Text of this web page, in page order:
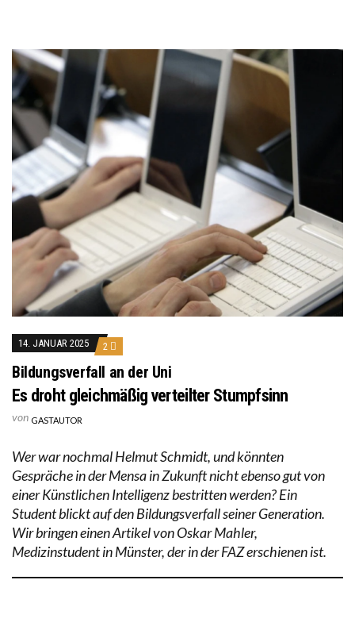
14. JANUAR 2025 2
Bildungsverfall an der Uni
Es droht gleichmäßig verteilter Stumpfsinn
von GASTAUTOR
Wer war nochmal Helmut Schmidt, und könnten
Gespräche in der Mensa in Zukunft nicht ebenso gut von
einer Künstlichen Intelligenz bestritten werden? Ein
Student blickt auf den Bildungsverfall seiner Generation.
Wir bringen einen Artikel von Oskar Mahler,
Medizinstudent in Münster, der in der FAZ erschienen ist.